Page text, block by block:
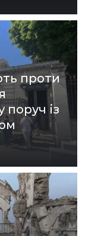
проти
поруч із